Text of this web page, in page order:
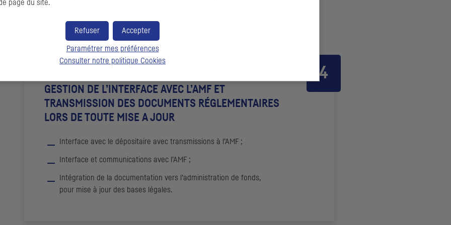
d’actifs à au moins 1
GESTION DE L’INTERFACE AVEC L’AMF ET
TRANSMISSION DES DOCUMENTS RÉGLEMENTAIRES
LORS DE TOUTE MISE A JOUR
Interface avec le dépositaire avec transmissions à l’AMF ;
Interface et communications avec l’AMF ;
Intégration de la documentation vers l’administration de fonds,
pour mise à jour des bases légales.
page du site.
Accepter
Refuser
Paramétrer mes préférences
Consulter notre politique Cookies